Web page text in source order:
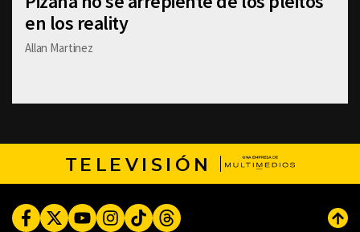
en los reality
Allan Martinez
TELEVISIÓN
FacebookTwitterYoutubeInstagram
TikTokThreads